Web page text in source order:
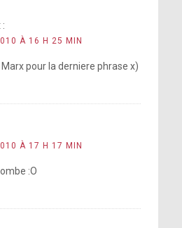
:
À 16 H 25 MIN
pour la derniere phrase x)
À 17 H 17 MIN
:O